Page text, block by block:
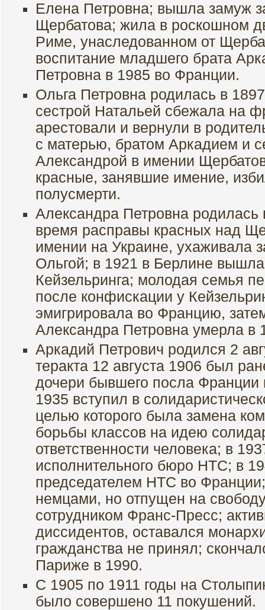
Елена Петровна; вышла замуж
Щербатова; жила в роскошном
Риме, унаследованном от
воспитание младшего брата
Петровна в 1985 во Франции.
Ольга Петровна родилась в
сестрой Натальей сбежала на
арестовали и вернули в
с матерью, братом Аркадием и
Александрой в имении
красные, занявшие имение,
полусмерти.
Александра Петровна родилась
время расправы красных над
имении на Украине, ухаживала
Ольгой; в 1921 в Берлине
Кейзельринга; молодая семья
после конфискации у
эмигрировала во Францию,
Александра Петровна умерла в
Аркадий Петрович родился 2
теракта 12 августа 1906 был
дочери бывшего посла Франции
1935 вступил в
целью которого была замена
борьбы классов на идею
ответственности человека; в
исполнительного бюро НТС; в
председателем НТС во
немцами, но отпущен на
сотрудником Франс-Пресс;
диссидентов, оставался
гражданства не принял;
Париже в 1990.
С 1905 по 1911 годы на
было совершено 11 покушений.